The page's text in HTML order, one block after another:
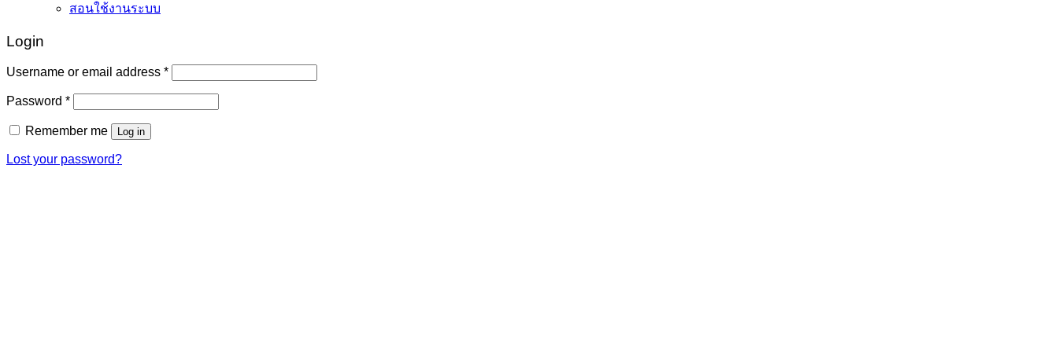
สอนใช้งานระบบ
Login
Username or email address *Required
Password *Required
Remember me Log in
Lost your password?